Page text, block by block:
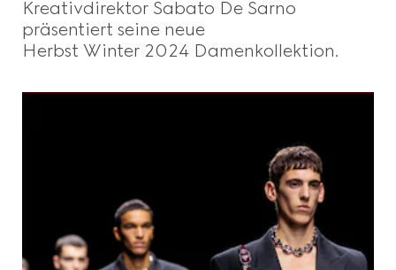
Kreativdirektor Sabato De Sarno
präsentiert seine neue
Herbst Winter 2024 Damenkollektion.